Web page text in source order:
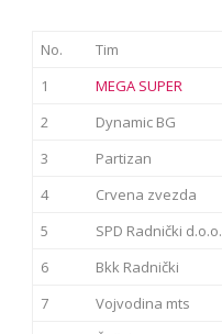
No. Tim
1
MEGA SUPER
2
Dynamic BG
3
Partizan
4
Crvena zvezda
5
SPD Radnički d.o.o.
6
Bkk Radnički
7
Vojvodina mts